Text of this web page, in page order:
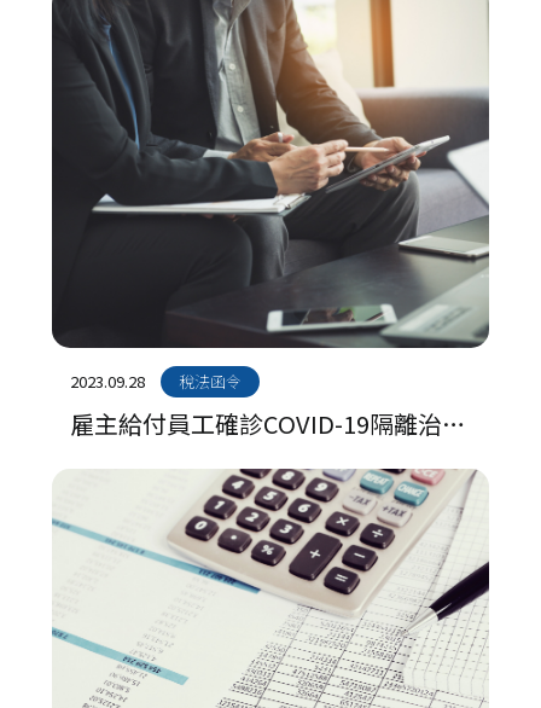
書寫錯誤，未依「統一發票使用辦
法」第24條規定作廢重開處罰原則
2023.09.28 稅法函令
雇主給付員工確診COVID-19隔離治療
請假期間之薪資，得就超過工資給付
標準或勞雇約定部分，適用薪資費用
加倍減除租稅優惠